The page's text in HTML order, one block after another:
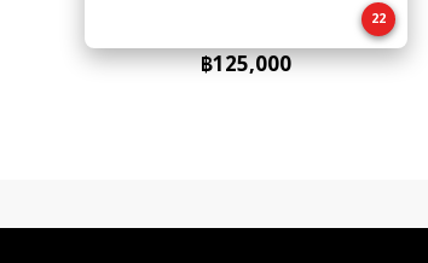
22
฿125,000